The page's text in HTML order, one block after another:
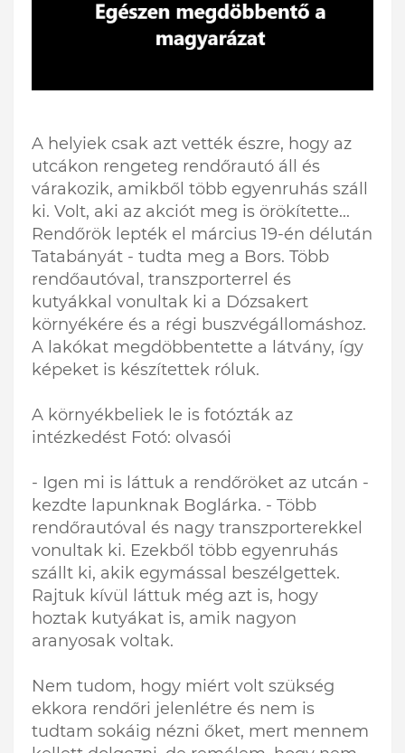
A helyiek csak azt vették észre, hogy az
utcákon rengeteg rendőrautó áll és
várakozik, amikből több egyenruhás száll
ki. Volt, aki az akciót meg is örökítette...
Rendőrök lepték el március 19-én délután
Tatabányát - tudta meg a Bors. Több
rendőautóval, transzporterrel és
kutyákkal vonultak ki a Dózsakert
környékére és a régi buszvégállomáshoz.
A lakókat megdöbbentette a látvány, így
képeket is készítettek róluk.
A környékbeliek le is fotózták az
intézkedést Fotó: olvasói
- Igen mi is láttuk a rendőröket az utcán -
kezdte lapunknak Boglárka. - Több
rendőrautóval és nagy transzporterekkel
vonultak ki. Ezekből több egyenruhás
szállt ki, akik egymással beszélgettek.
Rajtuk kívül láttuk még azt is, hogy
hoztak kutyákat is, amik nagyon
aranyosak voltak.
Nem tudom, hogy miért volt szükség
ekkora rendőri jelenlétre és nem is
tudtam sokáig nézni őket, mert mennem